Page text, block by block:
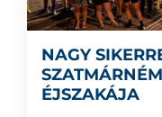
NAGY
ÉJSZAKÁJA